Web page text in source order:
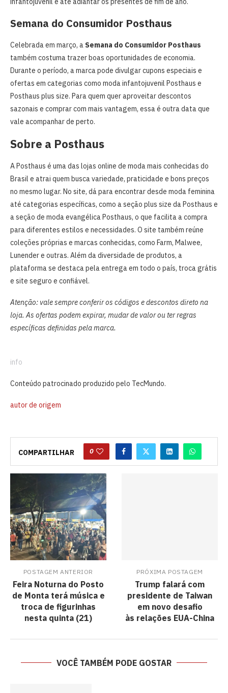
Semana do Consumidor Posthaus
Celebrada em março, a Semana do Consumidor Posthaus
também costuma trazer boas oportunidades de economia.
Durante o período, a marca pode divulgar cupons especiais e
ofertas em categorias como moda infantojuvenil Posthaus e
Posthaus plus size. Para quem quer aproveitar descontos
sazonais e comprar com mais vantagem, essa é outra data que
vale acompanhar de perto.
Sobre a Posthaus
A Posthaus é uma das lojas online de moda mais conhecidas do
Brasil e atrai quem busca variedade, praticidade e bons preços
no mesmo lugar. No site, dá para encontrar desde moda feminina
até categorias específicas, como a seção plus size da Posthaus e
a seção de moda evangélica Posthaus, o que facilita a compra
para diferentes estilos e necessidades. O site também reúne
coleções próprias e marcas conhecidas, como Farm, Malwee,
Lunender e outras. Além da diversidade de produtos, a
plataforma se destaca pela entrega em todo o país, troca grátis
e site seguro e confiável.
Atenção: vale sempre conferir os códigos e descontos direto na
loja. As ofertas podem expirar, mudar de valor ou ter regras
específicas definidas pela marca.
info
Conteúdo patrocinado produzido pelo TecMundo.
autor de origem
COMPARTILHAR 0
POSTAGEM ANTERIOR
Feira Noturna do Posto
de Monta terá música e
troca de figurinhas
nesta quinta (21)
PRÓXIMA POSTAGEM
Trump falará com
presidente de Taiwan
em novo desafio
às relações EUA-China
VOCÊ TAMBÉM PODE GOSTAR